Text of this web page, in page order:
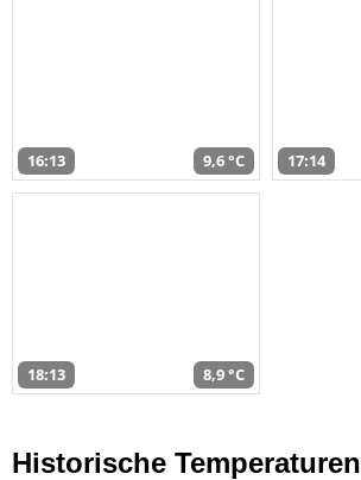
16:13 9,6 °C 17:14
18:13 8,9 °C
Historische Temperaturen